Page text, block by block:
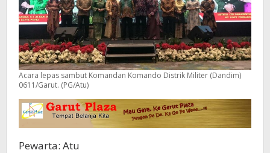
Acara lepas sambut Komandan Komando Distrik Militer (Dandim)
0611/Garut. (PG/Atu)
Pewarta: Atu